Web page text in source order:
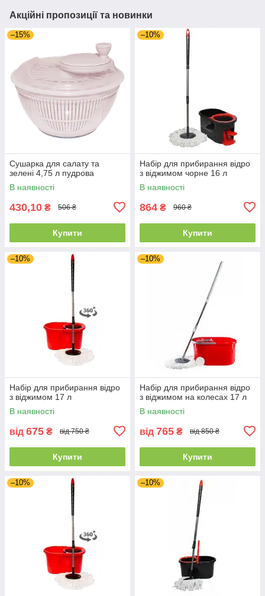
Акційні пропозиції та новинки
–15%
Сушарка для салату та
зелені 4,75 л пудрова
В наявності
430,10 ₴ 506 ₴
Купити
–10%
Набір для прибирання відро
з віджимом чорне 16 л
В наявності
864 ₴ 960 ₴
Купити
–10%
Набір для прибирання відро
з віджимом 17 л
В наявності
від 675 ₴ від 750 ₴
Купити
–10%
Набір для прибирання відро
з віджимом на колесах 17 л
В наявності
від 765 ₴ від 850 ₴
Купити
–10% –10%